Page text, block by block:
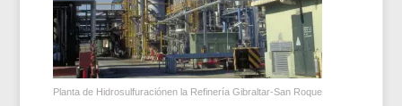
Planta de Hidrosulfuraciónen la Refinería Gibraltar-San Roque